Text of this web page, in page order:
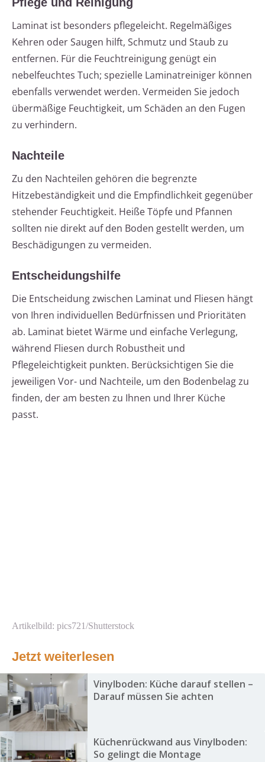
Laminat ist besonders pflegeleicht. Regelmäßiges
Kehren oder Saugen hilft, Schmutz und Staub zu
entfernen. Für die Feuchtreinigung genügt ein
nebelfeuchtes Tuch; spezielle Laminatreiniger können
ebenfalls verwendet werden. Vermeiden Sie jedoch
übermäßige Feuchtigkeit, um Schäden an den Fugen
zu verhindern.
Nachteile
Zu den Nachteilen gehören die begrenzte
Hitzebeständigkeit und die Empfindlichkeit gegenüber
stehender Feuchtigkeit. Heiße Töpfe und Pfannen
sollten nie direkt auf den Boden gestellt werden, um
Beschädigungen zu vermeiden.
Entscheidungshilfe
Die Entscheidung zwischen Laminat und Fliesen hängt
von Ihren individuellen Bedürfnissen und Prioritäten
ab. Laminat bietet Wärme und einfache Verlegung,
während Fliesen durch Robustheit und
Pflegeleichtigkeit punkten. Berücksichtigen Sie die
jeweiligen Vor- und Nachteile, um den Bodenbelag zu
finden, der am besten zu Ihnen und Ihrer Küche
passt.
Artikelbild: pics721/Shutterstock
Jetzt weiterlesen
Vinylboden: Küche darauf stellen –
Darauf müssen Sie achten
Küchenrückwand aus Vinylboden:
So gelingt die Montage